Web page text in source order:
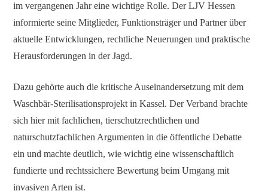
im vergangenen Jahr eine wichtige Rolle. Der LJV Hessen
informierte seine Mitglieder, Funktionsträger und Partner über
aktuelle Entwicklungen, rechtliche Neuerungen und praktische
Herausforderungen in der Jagd.
Dazu gehörte auch die kritische Auseinandersetzung mit dem
Waschbär-Sterilisationsprojekt in Kassel. Der Verband brachte
sich hier mit fachlichen, tierschutzrechtlichen und
naturschutzfachlichen Argumenten in die öffentliche Debatte
ein und machte deutlich, wie wichtig eine wissenschaftlich
fundierte und rechtssichere Bewertung beim Umgang mit
invasiven Arten ist.